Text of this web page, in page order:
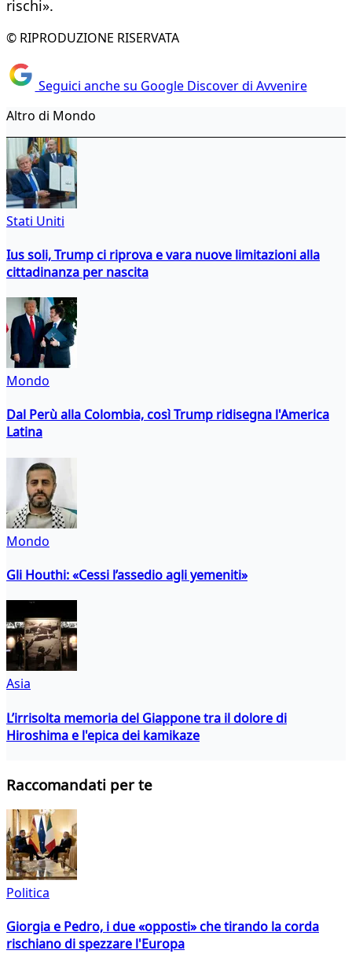
rischi».
© RIPRODUZIONE RISERVATA
Seguici anche su Google Discover di Avvenire
Altro di Mondo
Stati Uniti
Ius soli, Trump ci riprova e vara nuove limitazioni alla
cittadinanza per nascita
Mondo
Dal Perù alla Colombia, così Trump ridisegna l'America
Latina
Mondo
Gli Houthi: «Cessi l’assedio agli yemeniti»
Asia
L’irrisolta memoria del Giappone tra il dolore di
Hiroshima e l'epica dei kamikaze
Raccomandati per te
Politica
Giorgia e Pedro, i due «opposti» che tirando la corda
rischiano di spezzare l'Europa